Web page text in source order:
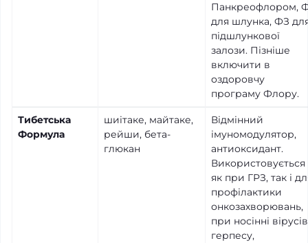
Панкреофлором,
для шлунка, ФЗ
підшлункової
залози. Пізніше
включити в
оздоровчу
програму Флору.
Тибетська
Формула
шиітаке, майтаке,
рейши, бета-
глюкан
Відмінний
імуномодулятор,
антиоксидант.
Використовується
як при ГРЗ, так і
профілактики
онкозахворювань,
при носінні вірусів
герпесу,